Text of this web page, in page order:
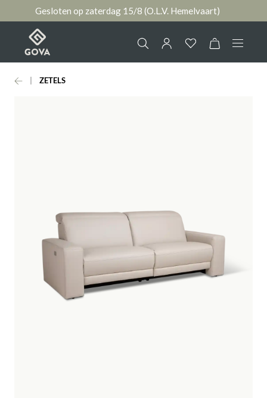
Gesloten op zaterdag 15/8 (O.L.V. Hemelvaart)
Collectie
Contact
ZETELS